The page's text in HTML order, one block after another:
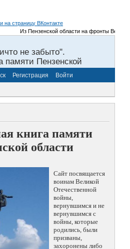
Из Пензенской области на фронты Великой
не забыто".
памяти Пензенской
Регистрация Войти
книга памяти
области
Сайт посвящается
воинам Великой
Отечественной
войны,
вернувшимся и не
вернувшимся с
войны, которые
родились, были
призваны,
захоронены либо